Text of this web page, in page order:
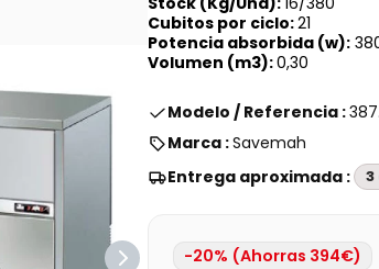
Cubitos por ciclo:21
Potencia absorbida (w):
Volumen (m3):0,30
Modelo / Referencia :
Marca :Savemah
Entrega aproximada :
-20% (Ahorras 394€)